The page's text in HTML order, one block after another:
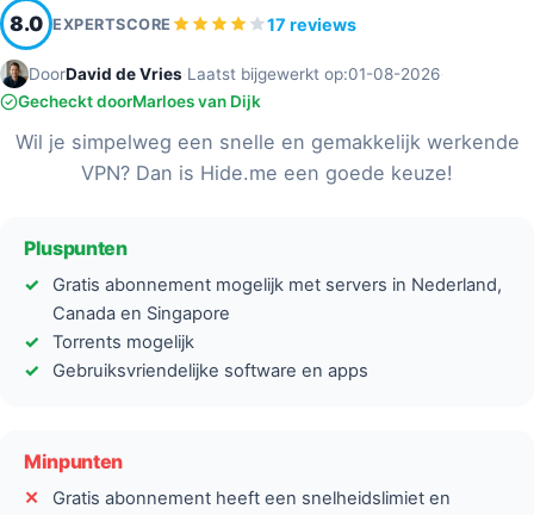
8.0 EXPERTSCORE 17 reviews
DoorDavid de Vries·Laatst bijgewerkt op:01-08-2026·
Gecheckt doorMarloes van Dijk
Wil je simpelweg een snelle en gemakkelijk werkende
VPN? Dan is Hide.me een goede keuze!
Pluspunten
Gratis abonnement mogelijk met servers in Nederland,
Canada en Singapore
Torrents mogelijk
Gebruiksvriendelijke software en apps
Minpunten
Gratis abonnement heeft een snelheidslimiet en